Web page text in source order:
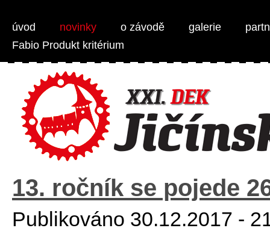
úvod novinky o závodě galerie
Fabio Produkt kritérium
13. ročník se pojede
Publikováno 30.12.2017 -